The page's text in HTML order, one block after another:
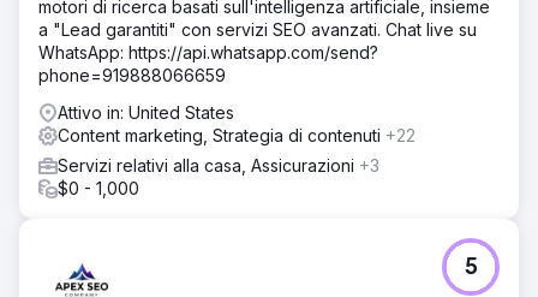
motori di ricerca basati sull'intelligenza artificiale, insieme
a "Lead garantiti" con servizi SEO avanzati. Chat live su
WhatsApp: https://api.whatsapp.com/send?
phone=919888066659
Attivo in: United States
Content marketing, Strategia di contenuti +22
Servizi relativi alla casa, Assicurazioni +3
$0 - 1,000
5